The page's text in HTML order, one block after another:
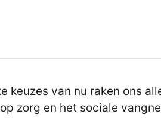
keuzes van nu raken ons
zorg en het sociale